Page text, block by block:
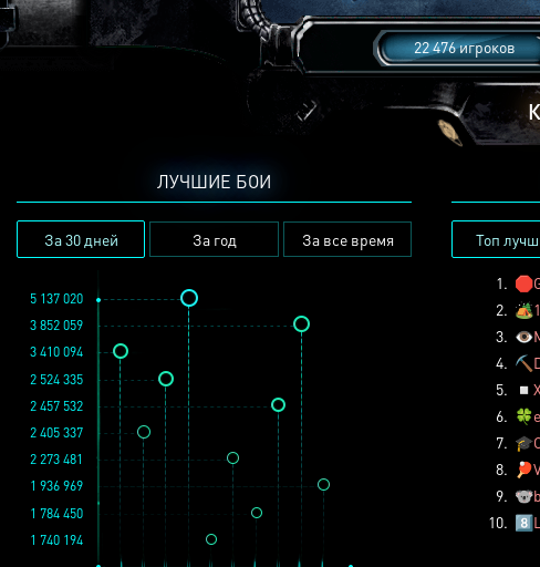
22 476 игроков
ЛУЧШИЕ БОИ
За 30 дней За год За все время
1 936 969
3 852 059
2 457 532
1 784 450
2 273 481
1 740 194
5 137 020
2 524 335
2 405 337
3 410 094
Топ
1. 🛑
2. 🏕️
3. 👁️
4. ⛏️
5.
◽
6. 🍀
7. 🎓
8.
🏓
9. 🐨
10. 8️⃣